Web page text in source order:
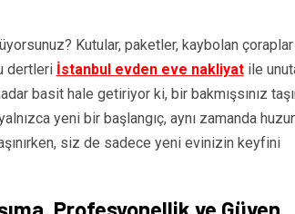
Kutular, paketler, kaybolan
dertleri İstanbul evden eve nakliyatile
basit hale getiriyor ki, bir bakmışsınız
yeni bir başlangıç, aynı zamanda
siz de sadece yeni evinizin keyfini